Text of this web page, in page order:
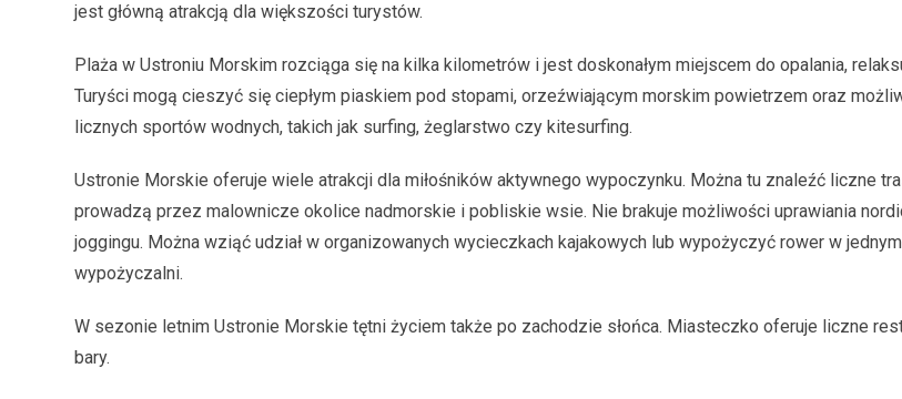
jest główną atrakcją dla większości turystów.
Plaża w Ustroniu Morskim rozciąga się na kilka kilometrów i jest doskonałym miejscem do opalania,
Turyści mogą cieszyć się ciepłym piaskiem pod stopami, orzeźwiającym morskim powietrzem oraz
licznych sportów wodnych, takich jak surfing, żeglarstwo czy kitesurfing.
Ustronie Morskie oferuje wiele atrakcji dla miłośników aktywnego wypoczynku. Można tu znaleźć liczne
prowadzą przez malownicze okolice nadmorskie i pobliskie wsie. Nie brakuje możliwości uprawiania
joggingu. Można wziąć udział w organizowanych wycieczkach kajakowych lub wypożyczyć rower w
wypożyczalni.
W sezonie letnim Ustronie Morskie tętni życiem także po zachodzie słońca. Miasteczko oferuje liczne
bary.